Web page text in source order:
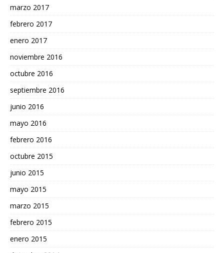
marzo 2017
febrero 2017
enero 2017
noviembre 2016
octubre 2016
septiembre 2016
junio 2016
mayo 2016
febrero 2016
octubre 2015
junio 2015
mayo 2015
marzo 2015
febrero 2015
enero 2015